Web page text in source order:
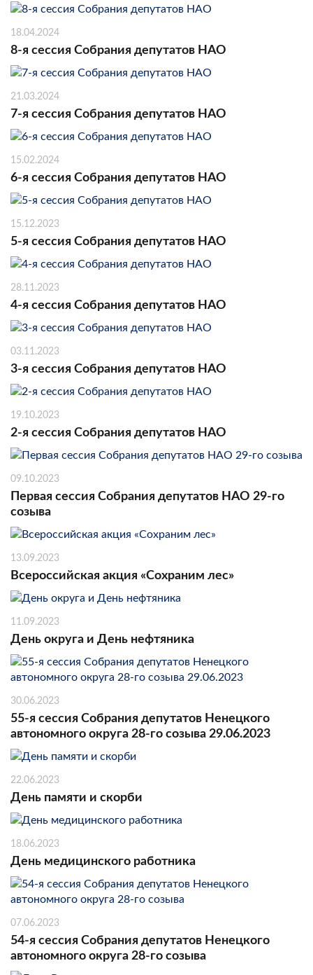
18.04.2024
8-я сессия Собрания депутатов НАО
21.03.2024
7-я сессия Собрания депутатов НАО
15.02.2024
6-я сессия Собрания депутатов НАО
15.12.2023
5-я сессия Собрания депутатов НАО
28.11.2023
4-я сессия Собрания депутатов НАО
03.11.2023
3-я сессия Собрания депутатов НАО
19.10.2023
2-я сессия Собрания депутатов НАО
09.10.2023
Первая сессия Собрания депутатов НАО 29-го
созыва
13.09.2023
Всероссийская акция «Сохраним лес»
11.09.2023
День округа и День нефтяника
30.06.2023
55-я сессия Собрания депутатов Ненецкого
автономного округа 28-го созыва 29.06.2023
22.06.2023
День памяти и скорби
18.06.2023
День медицинского работника
07.06.2023
54-я сессия Собрания депутатов Ненецкого
автономного округа 28-го созыва